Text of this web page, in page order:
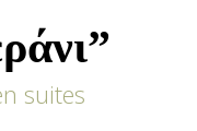
suites